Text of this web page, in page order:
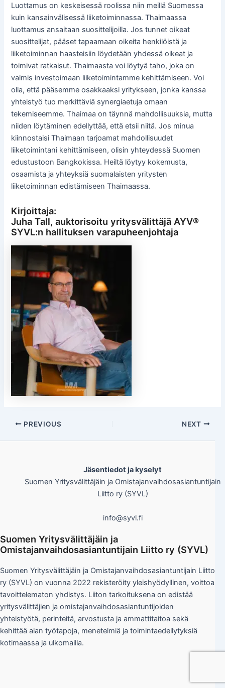
Luottamus on keskeisessä roolissa niin meillä Suomessa
kuin kansainvälisessä liiketoiminnassa. Thaimaassa
luottamus ansaitaan suosittelijoilla. Jos tunnet oikeat
suosittelijat, pääset tapaamaan oikeita henkilöistä ja
liiketoiminnan haasteisiin löydetään yhdessä oikeat ja
toimivat ratkaisut. Thaimaasta voi löytyä taho, joka on
valmis investoimaan liiketoimintamme kehittämiseen. Voi
olla, että pääsemme osakkaaksi yritykseen, jonka kanssa
yhteistyö tuo merkittäviä synergiaetuja omaan
tekemiseemme. Thaimaa on täynnä mahdollisuuksia, mutta
niiden löytäminen edellyttää, että etsii niitä. Jos minua
kiinnostaisi Thaimaan tarjoamat mahdollisuudet
liiketoimintani kehittämiseen, olisin yhteydessä Suomen
edustustoon Bangkokissa. Heiltä löytyy kokemusta,
osaamista ja yhteyksiä suomalaisten yritysten
liiketoiminnan edistämiseen Thaimaassa.
Kirjoittaja:
Juha Tall, auktorisoitu yritysvälittäjä AYV®
SYVL:n hallituksen varapuheenjohtaja
PREVIOUS NEXT
Jäsentiedot ja kyselyt
Suomen Yritysvälittäjäin ja Omistajanvaihdosasiantuntijain
Liitto ry (SYVL)
info@syvl.fi
Suomen Yritysvälittäjäin ja
Omistajanvaihdosasiantuntijain Liitto ry (SYVL)
Suomen Yritysvälittäjäin ja Omistajanvaihdosasiantuntijain Liitto
ry (SYVL) on vuonna 2022 rekisteröity yleishyödyllinen, voittoa
tavoittelematon yhdistys. Liiton tarkoituksena on edistää
yritysvälittäjien ja omistajanvaihdosasiantuntijoiden
yhteistyötä, perinteitä, arvostusta ja ammattitaitoa sekä
kehittää alan työtapoja, menetelmiä ja toimintaedellytyksiä
kotimaassa ja ulkomailla.